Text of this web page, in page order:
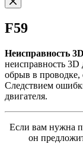
F59
Неисправность
неисправность 3D
обрыв в проводке,
Следствием
двигателя.
Если вам нужна
он